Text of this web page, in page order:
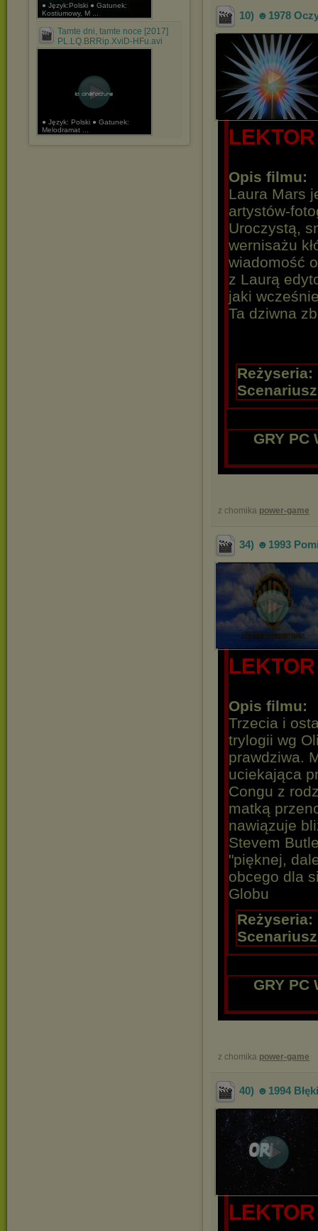
● Język:Polski ● Gatunek:
Kostiumowy, M ...
Tamte dni, tamte noce [2017]
PL.LQ.BRRip.XviD-HFu.avi
● Język: Polski ● Gatunek:
Melodramat ...
10) ☻1978
LEKTOR
Opis filmu:
Laura Mars
artystów-
Uroczystą,
wernisażu
wiadomość
z Laurą
jaki
Ta dziwna
Reżyseria:
GRY PC
z chomika power-game
34) ☻1993
LEKTOR
Opis filmu:
Trzecia i
trylogii wg
prawdziwa.
uciekająca
Congu z
matką
nawiązuje
Stevem
"pięknej,
obcego dla
Globu
Reżyseria:
GRY PC
z chomika power-game
40) ☻1994
LEKTOR